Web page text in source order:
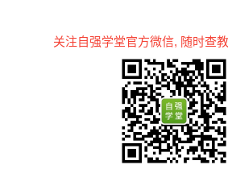
关注自强学堂官方微信, 随时查